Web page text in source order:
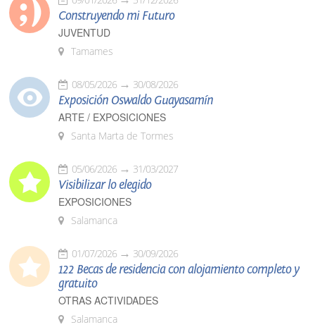
Construyendo mi Futuro
JUVENTUD
Tamames
08/05/2026 30/08/2026
Exposición Oswaldo Guayasamín
ARTE / EXPOSICIONES
Santa Marta de Tormes
05/06/2026 31/03/2027
Visibilizar lo elegido
EXPOSICIONES
Salamanca
01/07/2026 30/09/2026
122 Becas de residencia con alojamiento completo y
gratuito
OTRAS ACTIVIDADES
Salamanca